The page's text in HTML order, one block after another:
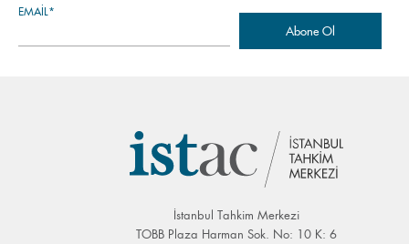
EMAIL*
İstanbul Tahkim Merkezi
TOBB Plaza Harman Sok. No: 10 K: 6